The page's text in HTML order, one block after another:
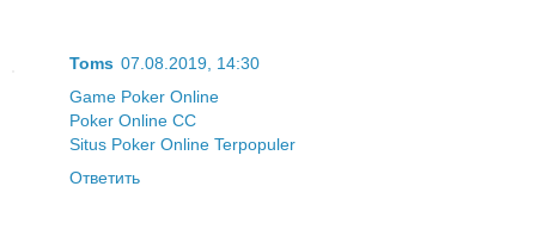
Toms 07.08.2019, 14:30
Game Poker Online
Poker Online CC
Situs Poker Online Terpopuler
Ответить